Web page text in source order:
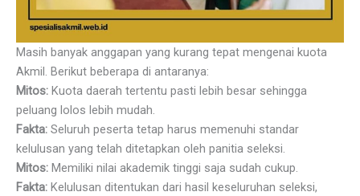
Masih banyak anggapan yang kurang tepat mengenai kuota
Akmil. Berikut beberapa di antaranya:
Mitos: Kuota daerah tertentu pasti lebih besar sehingga
peluang lolos lebih mudah.
Fakta: Seluruh peserta tetap harus memenuhi standar
kelulusan yang telah ditetapkan oleh panitia seleksi.
Mitos: Memiliki nilai akademik tinggi saja sudah cukup.
Fakta: Kelulusan ditentukan dari hasil keseluruhan seleksi,